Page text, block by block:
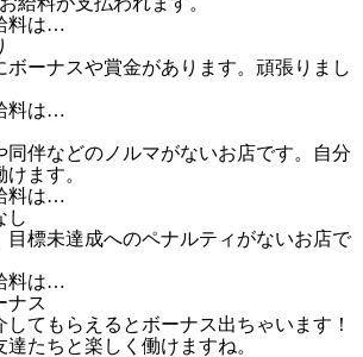
料は…
ボーナスや賞金があります。頑張りまし
料は…
同伴などのノルマがないお店です。自分
ます。
料は…
し
目標未達成へのペナルティがないお店で
料は…
ナス
してもらえるとボーナス出ちゃいます！
たちと楽しく働けますね。